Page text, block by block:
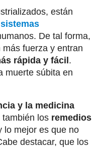
están
sistemas
De tal forma,
fuerza y entran
rápida y fácil .
muerte súbita en
y la medicina
los remedios
lo mejor es que no
destacar, que los